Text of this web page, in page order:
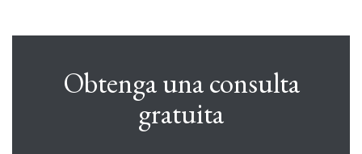
Obtenga una consulta
gratuita